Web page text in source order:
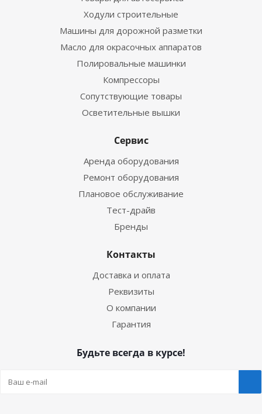
Ходули строительные
Машины для дорожной разметки
Масло для окрасочных аппаратов
Полировальные машинки
Компрессоры
Сопутствующие товары
Осветительные вышки
Сервис
Аренда оборудования
Ремонт оборудования
Плановое обслуживание
Тест-драйв
Бренды
Контакты
Доставка и оплата
Реквизиты
О компании
Гарантия
Будьте всегда в курсе!